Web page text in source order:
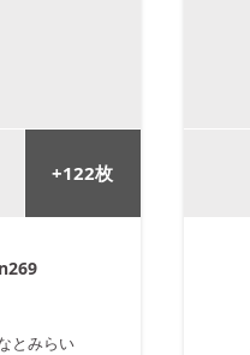
+122枚
とみらい